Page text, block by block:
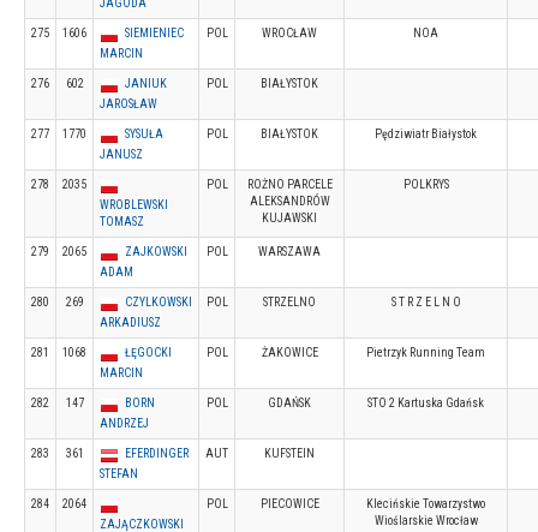
JAGODA
275 1606
SIEMIENIEC
MARCIN
POL WROCŁAW NOA
276 602
JANIUK
JAROSŁAW
POL BIAŁYSTOK
277 1770
SYSUŁA
JANUSZ
POL BIAŁYSTOK Pędziwiatr Białystok
278
2035
WROBLEWSKI
TOMASZ
POL
ROŻNO PARCELE
ALEKSANDRÓW
KUJAWSKI
POLKRYS
279 2065
ZAJKOWSKI
ADAM
POL WARSZAWA
280 269
CZYLKOWSKI
ARKADIUSZ
POL STRZELNO S T R Z E L N O
281 1068
ŁĘGOCKI
MARCIN
POL ŻAKOWICE Pietrzyk Running Team
282 147
BORN
ANDRZEJ
POL GDAŃSK STO 2 Kartuska Gdańsk
283 361
EFERDINGER
STEFAN
AUT KUFSTEIN
284
2064
ZAJĄCZKOWSKI
POL PIECOWICE
Klecińskie Towarzystwo
Wioślarskie Wrocław